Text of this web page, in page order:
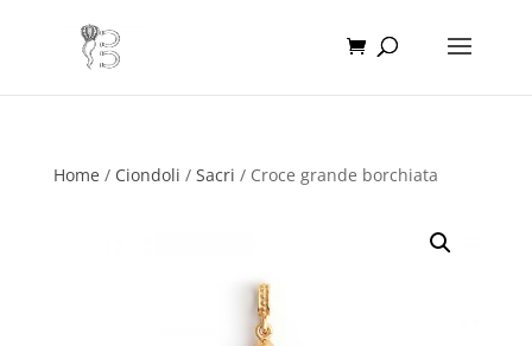
Home / Ciondoli / Sacri / Croce grande borchiata